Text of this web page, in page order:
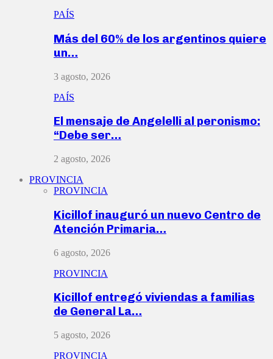
PAÍS
Más del 60% de los argentinos quiere
un…
3 agosto, 2026
PAÍS
El mensaje de Angelelli al peronismo:
“Debe ser…
2 agosto, 2026
PROVINCIA
PROVINCIA
Kicillof inauguró un nuevo Centro de
Atención Primaria…
6 agosto, 2026
PROVINCIA
Kicillof entregó viviendas a familias
de General La…
5 agosto, 2026
PROVINCIA